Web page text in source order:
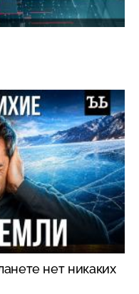
нет никаких